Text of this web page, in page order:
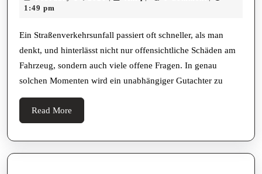
Nach
Einem
1:49 pm
Ein Straßenverkehrsunfall passiert oft schneller, als man
denkt, und hinterlässt nicht nur offensichtliche Schäden am
Fahrzeug, sondern auch viele offene Fragen. In genau
solchen Momenten wird ein unabhängiger Gutachter zu
Read More
More